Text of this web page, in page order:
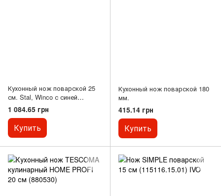
Кухонный нож поварской 25
см. Stal, Winco с синей
пластиковой ручкой (04233)
1 084.65 грн
Купить
Кухонный нож поварской 180
мм.
415.14 грн
Купить